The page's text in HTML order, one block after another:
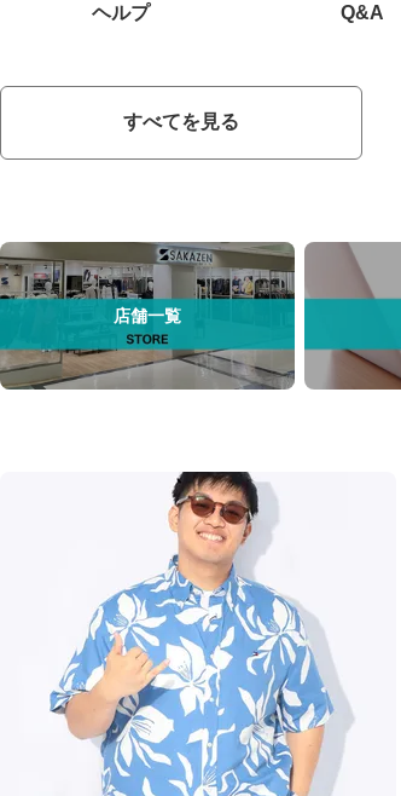
ヘルプ Q&A
すべてを見る
店舗一覧